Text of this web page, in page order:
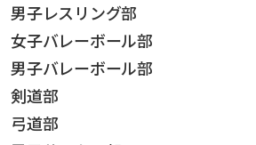
男子レスリング部
女子バレーボール部
男子バレーボール部
剣道部
弓道部